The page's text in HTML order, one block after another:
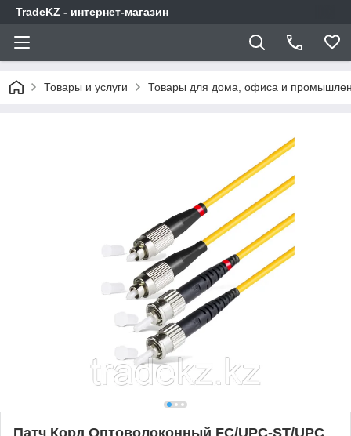
TradeKZ - интернет-магазин
Товары и услуги Товары для дома, офиса и
Патч Корд Оптоволоконный FC/UPC-ST/UPC